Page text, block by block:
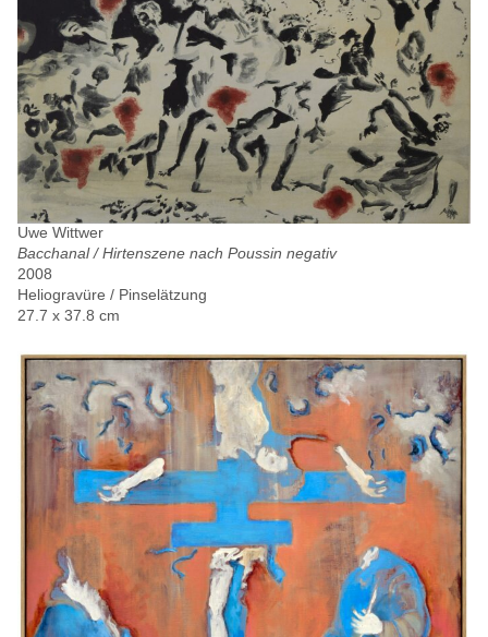
Uwe Wittwer
Bacchanal / Hirtenszene nach Poussin negativ
2008
Heliogravüre / Pinselätzung
27.7 x 37.8 cm